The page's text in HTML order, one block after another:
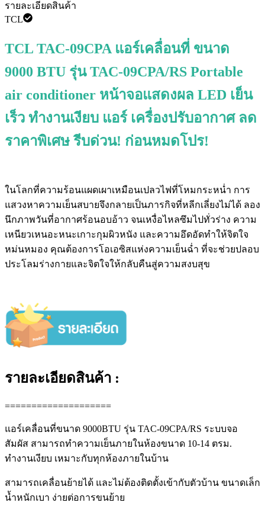
รายละเอียดสินค้า
TCL
TCL TAC-09CPA แอร์เคลื่อนที่ ขนาด
9000 BTU รุ่น TAC-09CPA/RS Portable
air conditioner หน้าจอแสดงผล LED เย็น
เร็ว ทำงานเงียบ แอร์ เครื่องปรับอากาศ ลด
ราคาพิเศษ รีบด่วน! ก่อนหมดโปร!
ในโลกที่ความร้อนแผดเผาเหมือนเปลวไฟที่โหมกระหน่ำ การ
แสวงหาความเย็นสบายจึงกลายเป็นภารกิจที่หลีกเลี่ยงไม่ได้ ลอง
นึกภาพวันที่อากาศร้อนอบอ้าว จนเหงื่อไหลซึมไปทั่วร่าง ความ
เหนียวเหนอะหนะเกาะกุมผิวหนัง และความอึดอัดทำให้จิตใจ
หม่นหมอง คุณต้องการโอเอซิสแห่งความเย็นฉ่ำ ที่จะช่วยปลอบ
ประโลมร่างกายและจิตใจให้กลับคืนสู่ความสงบสุข
รายละเอียดสินค้า :
====================
แอร์เคลื่อนที่ขนาด 9000BTU รุ่น TAC-09CPA/RS ระบบจอ
สัมผัส สามารถทำความเย็นภายในห้องขนาด 10-14 ตรม.
ทำงานเงียบ เหมาะกับทุกห้องภายในบ้าน
สามารถเคลื่อนย้ายได้ และไม่ต้องติดตั้งเข้ากับตัวบ้าน ขนาดเล็ก
น้ำหนักเบา ง่ายต่อการขนย้าย